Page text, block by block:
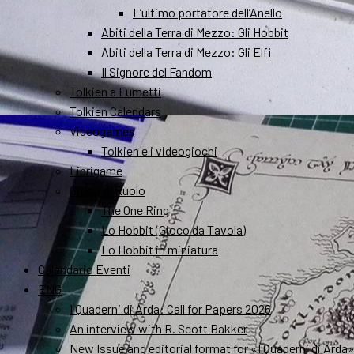
L’ultimo portatore dell’Anello
Abiti della Terra di Mezzo: Gli Hobbit
Abiti della Terra di Mezzo: Gli Elfi
Il Signore del Fandom
Tolkien a Fumetti
Tolkien Calendars
Videogames
Tolkien e i videogiochi
Librigame
Gioco di Ruolo
The One Ring
Lo Hobbit (Gioco da Tavola)
Lo Hobbit in miniatura
Calendario Eventi
ENG
I Quaderni di Arda: Call for Papers 2026
An interview with R. Scott Bakker
New Issue and editorial format for «I Quaderni di Arda»